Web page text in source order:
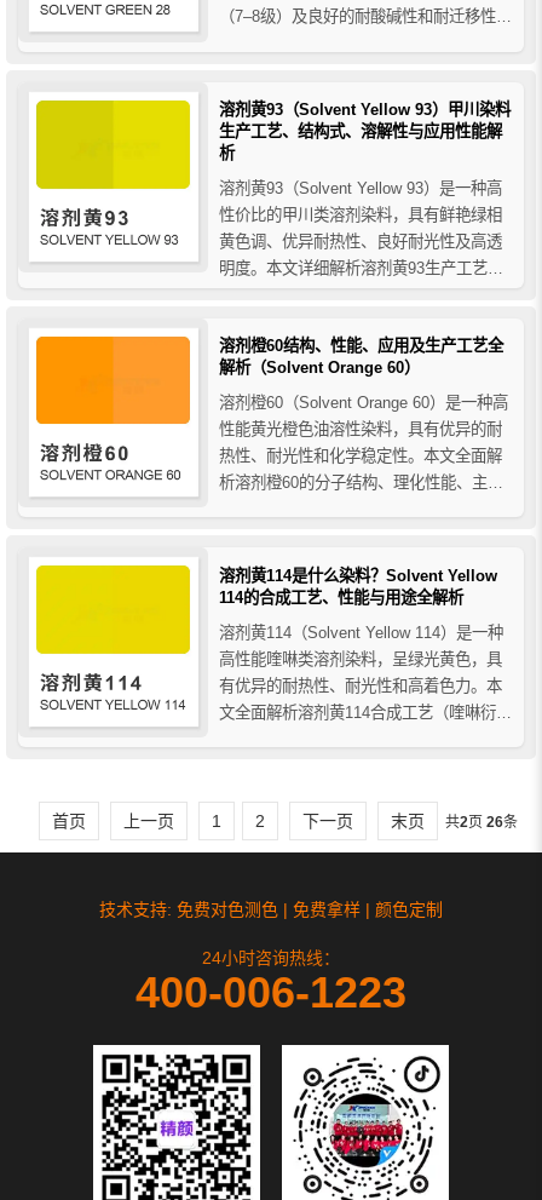
（7–8级）及良好的耐酸碱性和耐迁移性。
纤维着色中的应用。
溶剂黄93（Solvent Yellow 93）甲川染料
生产工艺、结构式、溶解性与应用性能解
析
溶剂黄93（Solvent Yellow 93）是一种高
性价比的甲川类溶剂染料，具有鲜艳绿相
黄色调、优异耐热性、良好耐光性及高透
明度。本文详细解析溶剂黄93生产工艺、
塑料和纤维的工业着色。
溶剂橙60结构、性能、应用及生产工艺全
解析（Solvent Orange 60）
溶剂橙60（Solvent Orange 60）是一种高
性能黄光橙色油溶性染料，具有优异的耐
热性、耐光性和化学稳定性。本文全面解
析溶剂橙60的分子结构、理化性能、主要
决方案。
溶剂黄114是什么染料？Solvent Yellow
114的合成工艺、性能与用途全解析
溶剂黄114（Solvent Yellow 114）是一种
高性能喹啉类溶剂染料，呈绿光黄色，具
有优异的耐热性、耐光性和高着色力。本
文全面解析溶剂黄114合成工艺（喹啉衍生
纶）染色、油墨涂料等领域，助您...
首页 上一页 1 2 下一页 末页 共2页 26条
技术支持: 免费对色测色 | 免费拿样 | 颜色定制
24小时咨询热线：
400-006-1223